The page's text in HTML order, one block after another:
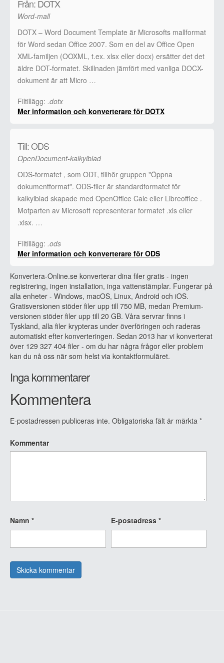
Från: DOTX
Word-mall
DOTX – Word Document Template är Microsofts mallformat
för Word sedan Office 2007. Som en del av Office Open
XML-familjen (OOXML, t.ex. xlsx eller docx) ersätter det det
äldre DOT-formatet. Skillnaden jämfört med vanliga DOCX-
dokument är att Micro …
Filtillägg: .dotx
Mer information och konverterare för DOTX
Till: ODS
OpenDocument-kalkylblad
ODS-formatet , som ODT, tillhör gruppen "Öppna
dokumentformat". ODS-filer är standardformatet för
kalkylblad skapade med OpenOffice Calc eller Libreoffice .
Motparten av Microsoft representerar formatet .xls eller
.xlsx. …
Filtillägg: .ods
Mer information och konverterare för ODS
Konvertera-Online.se konverterar dina filer gratis - ingen
registrering, ingen installation, inga vattenstämplar. Fungerar på
alla enheter - Windows, macOS, Linux, Android och iOS.
Gratisversionen stöder filer upp till 750 MB, medan Premium-
versionen stöder filer upp till 20 GB. Våra servrar finns i
Tyskland, alla filer krypteras under överföringen och raderas
automatiskt efter konverteringen. Sedan 2013 har vi konverterat
över 129 327 404 filer - om du har några frågor eller problem
kan du nå oss när som helst via kontaktformuläret.
Inga kommentarer
Kommentera
E-postadressen publiceras inte. Obligatoriska fält är märkta *
Kommentar
Namn * E-postadress *